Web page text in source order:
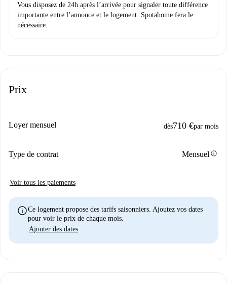
Vous disposez de 24h après l’arrivée pour signaler toute différence
importante entre l’annonce et le logement. Spotahome fera le
nécessaire.
Prix
Loyer mensuel dès710 €par mois
Type de contrat Mensuel info
Voir tous les paiements
infoCe logement propose des tarifs saisonniers. Ajoutez vos dates
pour voir le prix de chaque mois.
Ajouter des dates